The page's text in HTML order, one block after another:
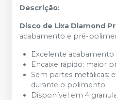
Descrição:
Disco de Lixa Diamond
acabamento e pré-
Excelente
Encaixe rápido: maior
Sem partes metálicas:
durante o polimento.
Disponível em 4